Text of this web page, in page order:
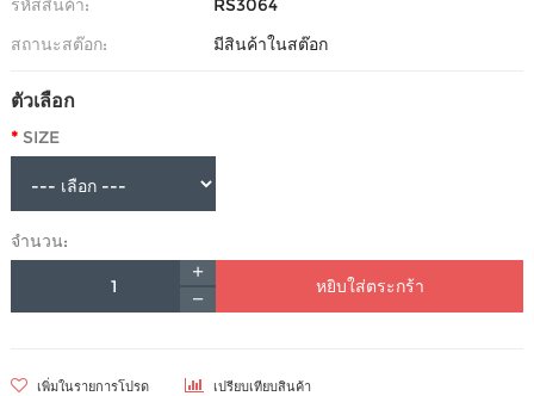
สถานะสต๊อก:
มีสินค้าในสต๊อก
ตัวเลือก
SIZE
จำนวน:
หยิบใส่ตระกร้า
เพิ่มในรายการโปรด เปรียบเทียบสินค้า